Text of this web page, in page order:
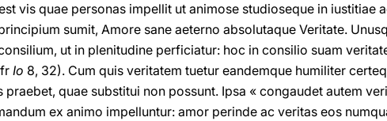
vis quae personas impellit ut animose studioseque in iustitiae
sumit, Amore sane aeterno absolutaque Veritate.
ut in plenitudine perficiatur: hoc in consilio suam
Io 8, 32). Cum quis veritatem tuetur eandemque humiliter
quae substitui non possunt. Ipsa « congaudet autem
ex animo impelluntur: amor perinde ac veritas eos